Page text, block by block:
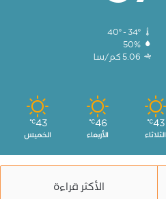
50%
5.06 كم/سا
43
℃
الثلاثاء
46
℃
الأربعاء
43
℃
الخميس
الأكثر قراءة